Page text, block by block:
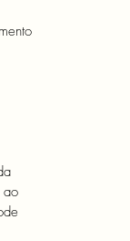
ao